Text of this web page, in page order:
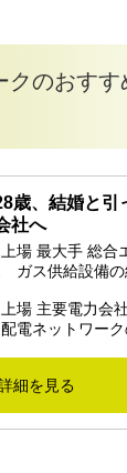
クのおすす
歳、結婚と引
社へ
場 最大手 総合
ガス供給設備の
場 主要電力会社
電ネットワーク
細を見る